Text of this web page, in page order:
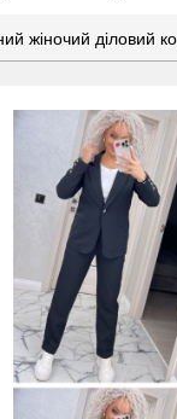
жіночий діловий